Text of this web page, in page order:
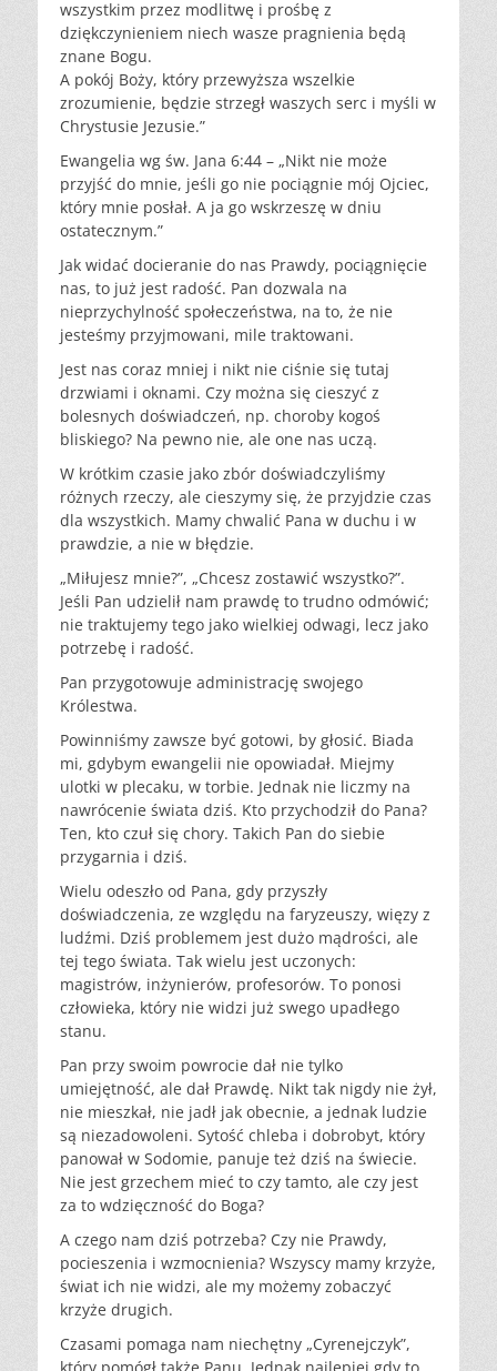
wszystkim przez modlitwę i prośbę z
dziękczynieniem niech wasze pragnienia będą
znane Bogu.
A pokój Boży, który przewyższa wszelkie
zrozumienie, będzie strzegł waszych serc i myśli w
Chrystusie Jezusie.”
Ewangelia wg św. Jana 6:44 – „Nikt nie może
przyjść do mnie, jeśli go nie pociągnie mój Ojciec,
który mnie posłał. A ja go wskrzeszę w dniu
ostatecznym.”
Jak widać docieranie do nas Prawdy, pociągnięcie
nas, to już jest radość. Pan dozwala na
nieprzychylność społeczeństwa, na to, że nie
jesteśmy przyjmowani, mile traktowani.
Jest nas coraz mniej i nikt nie ciśnie się tutaj
drzwiami i oknami. Czy można się cieszyć z
bolesnych doświadczeń, np. choroby kogoś
bliskiego? Na pewno nie, ale one nas uczą.
W krótkim czasie jako zbór doświadczyliśmy
różnych rzeczy, ale cieszymy się, że przyjdzie czas
dla wszystkich. Mamy chwalić Pana w duchu i w
prawdzie, a nie w błędzie.
„Miłujesz mnie?”, „Chcesz zostawić wszystko?”.
Jeśli Pan udzielił nam prawdę to trudno odmówić;
nie traktujemy tego jako wielkiej odwagi, lecz jako
potrzebę i radość.
Pan przygotowuje administrację swojego
Królestwa.
Powinniśmy zawsze być gotowi, by głosić. Biada
mi, gdybym ewangelii nie opowiadał. Miejmy
ulotki w plecaku, w torbie. Jednak nie liczmy na
nawrócenie świata dziś. Kto przychodził do Pana?
Ten, kto czuł się chory. Takich Pan do siebie
przygarnia i dziś.
Wielu odeszło od Pana, gdy przyszły
doświadczenia, ze względu na faryzeuszy, więzy z
ludźmi. Dziś problemem jest dużo mądrości, ale
tej tego świata. Tak wielu jest uczonych:
magistrów, inżynierów, profesorów. To ponosi
człowieka, który nie widzi już swego upadłego
stanu.
Pan przy swoim powrocie dał nie tylko
umiejętność, ale dał Prawdę. Nikt tak nigdy nie żył,
nie mieszkał, nie jadł jak obecnie, a jednak ludzie
są niezadowoleni. Sytość chleba i dobrobyt, który
panował w Sodomie, panuje też dziś na świecie.
Nie jest grzechem mieć to czy tamto, ale czy jest
za to wdzięczność do Boga?
A czego nam dziś potrzeba? Czy nie Prawdy,
pocieszenia i wzmocnienia? Wszyscy mamy krzyże,
świat ich nie widzi, ale my możemy zobaczyć
krzyże drugich.
Czasami pomaga nam niechętny „Cyrenejczyk”,